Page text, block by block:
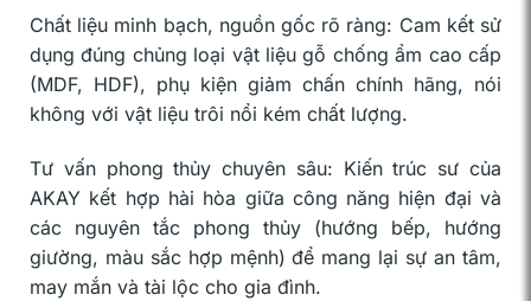
Chất liệu minh bạch, nguồn gốc rõ ràng: Cam kết sử
dụng đúng chủng loại vật liệu gỗ chống ẩm cao cấp
(MDF, HDF), phụ kiện giảm chấn chính hãng, nói
không với vật liệu trôi nổi kém chất lượng.
Tư vấn phong thủy chuyên sâu: Kiến trúc sư của
AKAY kết hợp hài hòa giữa công năng hiện đại và
các nguyên tắc phong thủy (hướng bếp, hướng
giường, màu sắc hợp mệnh) để mang lại sự an tâm,
may mắn và tài lộc cho gia đình.